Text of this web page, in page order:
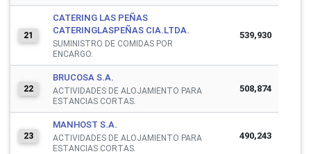
21
CATERING LAS PEÑAS
CATERINGLASPEÑAS CIA.LTDA.
SUMINISTRO DE COMIDAS POR
ENCARGO.
539,930
22
BRUCOSA S.A.
ACTIVIDADES DE ALOJAMIENTO PARA
ESTANCIAS CORTAS.
508,874
23
MANHOST S.A.
ACTIVIDADES DE ALOJAMIENTO PARA
ESTANCIAS CORTAS.
490,243